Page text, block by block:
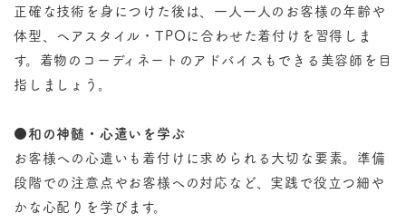
正確な技術を身につけた後は、一人一人のお客様の年齢や
体型、ヘアスタイル・TPOに合わせた着付けを習得しま
す。着物のコーディネートのアドバイスもできる美容師を目
指しましょう。
●和の神髄・心遣いを学ぶ
お客様への心遣いも着付けに求められる大切な要素。準備
段階での注意点やお客様への対応など、実践で役立つ細や
かな心配りを学びます。